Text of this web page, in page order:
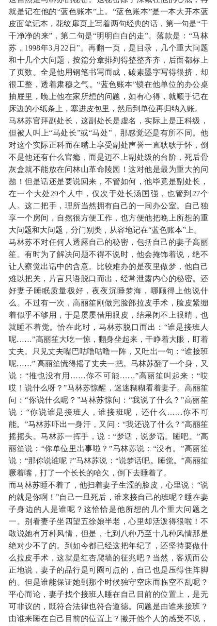
就是记在他的“蓝色账本”上。“蓝色账本”是一本大开本蓝
皮面笔记本，花纹扉页上写着两句经典的话，第一句是“干
干净净的来”，第二句是“明明白白的走”。落款是：“马林
苏，1998年3月22日”。再翻一页，是目录，几个重大问题
和十几个大问题，按篇分章排列得整整齐齐，后面都标上
了页数。全是他用钢笔书写而成，碳素墨字写得很挤，却
很工整，透着肃穆之气。“蓝色账本”锁在他单位的办公桌
抽屉里，晚上他在家所想的问题，如有心得，就顺手记在
床边的小纸条上，塞进皮包里，然后到单位再归纳入账。
马林苏官拜副处长，这副处长是虚名，实际上是正科级，
但被人叫上“马处长”或“马处”，那感觉还是有所不同。他
对这个实际正科而在嘴上享受副处声誉一直耿耿于怀，倒
不是他还有什么官瘾，而是迈不上副处级的台阶，死后骨
灰盒就不能放在问林山革命陵园！这对他是最为重大的问
题！但是话还是要说回来，不管如何，他毕竟是副处长，
在一个大处29个人中，仅次于处长汤国强，也管到27个
人。这二把手，理所当然拥有自己的一间办公室。自己独
享一个房间，自然很方便工作，也方便他把晚上所想的重
大问题和大问题，分门别类，从容地记在“蓝色账本”上。
马林苏不对任何人透露自己的秘密，包括自己的妻子高丽
笙。有时为了解决问题不得不说时，他会掩饰着说，绝不
让人察觉出话中的含意。比较难办的是夜里做梦，他自己
难以把关，片言只语脱口而出，经常泄露内心的秘密。还
好妻子睡眠质量极好，夜夜沉睡梦海，哪顾得上他说什
么。不过有一次，高丽笙刚做完脸部拉皮手术，脸皮紧绷
着似乎不够用，于是屡屡借用眼皮，结果闭不上眼睛，也
就睡不着觉。恰在此时，马林苏脱口而出：“谁是接班人
呢……”高丽笙大吃一惊，翻身坐起来，干睁着大眼，盯着
丈夫。只见丈夫嘴巴咕噜咕噜一阵，又吐出一句：“谁接班
呢……” 高丽笙慌得摇了丈夫一把。马林苏翻了一个身，又
说：“推也没有用……你不可能……”高丽笙叫起来：“哎
哎！说什么呀？”马林苏惊醒，迷迷糊糊看着妻子。高丽笙
问：“你说什么呢？”马林苏惊问：“我说了什么？”高丽笙
说：“你说谁是接班人，谁接班呢，还什么……你不可
能。”马林苏吓出一身汗，又问：“我还说了什么？”高丽笙
摇摇头。马林苏一挥手，说：“梦话，说梦话。睡吧。”高
丽笙说：“你单位里出事啦？”马林苏说：“没有。”高丽笙
说：“那你说谁呢 ?”马林苏说：“说梦话吧。睡觉。”高丽笙
噘着嘴，打了一个长长的哈欠，倒下去睡着了。
而马林苏睡不着了，他扫着妻子生涩的脸皮，心里说：“说
的就是你啊！”自己一旦死后，谁来接自己的班呢？睡在妻
子身边的人是谁呢？这恰恰是他所想的几个重大问题之
一。别看妻子坐四望五徐娘半老，心里却活泼得很啦！不
敢说她有万种风情，但是，七到八种乃至十几种风情那是
绝对少不了的。到如今都已经这把年纪了，还坚持要做什
么拉皮手术，这就是红杏爬墙的征兆吧？当然，客观而公
正地说，妻子的品行是可圈可点的，自己也是压得住阵脚
的。但是谁能保证她到那个时候独守空床而临空不乱呢？
平心而论，妻子找个接班人睡在自己目前的位置上，是无
可非议的，既符合法律也符合道德。问题是由谁来接班？
由谁来睡在自己目前的位置上？撇开他个人的感受不说，